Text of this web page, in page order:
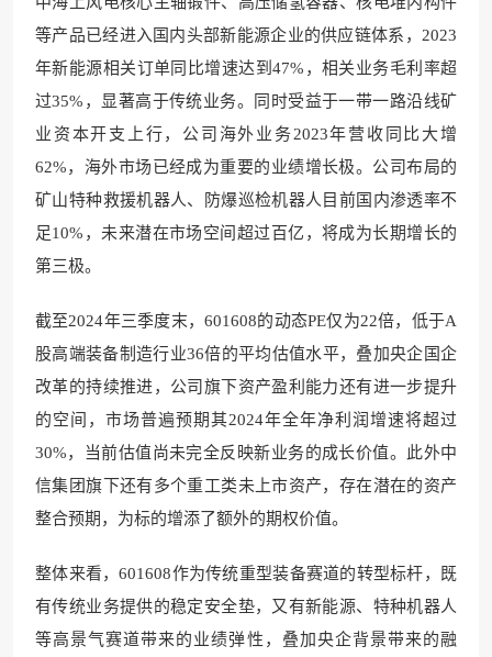
等产品已经进入国内头部新能源企业的供应链体系，2023
年新能源相关订单同比增速达到47%，相关业务毛利率超
过35%，显著高于传统业务。同时受益于一带一路沿线矿
业资本开支上行，公司海外业务2023年营收同比大增
62%，海外市场已经成为重要的业绩增长极。公司布局的
矿山特种救援机器人、防爆巡检机器人目前国内渗透率不
足10%，未来潜在市场空间超过百亿，将成为长期增长的
第三极。
截至2024年三季度末，601608的动态PE仅为22倍，低于A
股高端装备制造行业36倍的平均估值水平，叠加央企国企
改革的持续推进，公司旗下资产盈利能力还有进一步提升
的空间，市场普遍预期其2024年全年净利润增速将超过
30%，当前估值尚未完全反映新业务的成长价值。此外中
信集团旗下还有多个重工类未上市资产，存在潜在的资产
整合预期，为标的增添了额外的期权价值。
整体来看，601608作为传统重型装备赛道的转型标杆，既
有传统业务提供的稳定安全垫，又有新能源、特种机器人
等高景气赛道带来的业绩弹性，叠加央企背景带来的融